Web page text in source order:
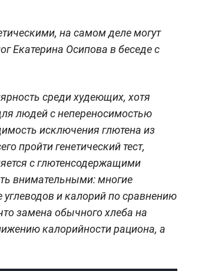
на самом деле могут
Екатерина Осипова в беседе с
среди худеющих, хотя
людей с непереносимостью
исключения глютена из
пройти генетический тест,
с глютенсодержащими
внимательными: многие
и калорий по сравнению
замена обычного хлеба на
калорийности рациона, а